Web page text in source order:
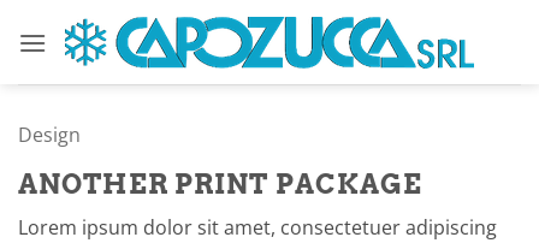
contenido
Design
ANOTHER PRINT PACKAGE
Lorem ipsum dolor sit amet, consectetuer adipiscing